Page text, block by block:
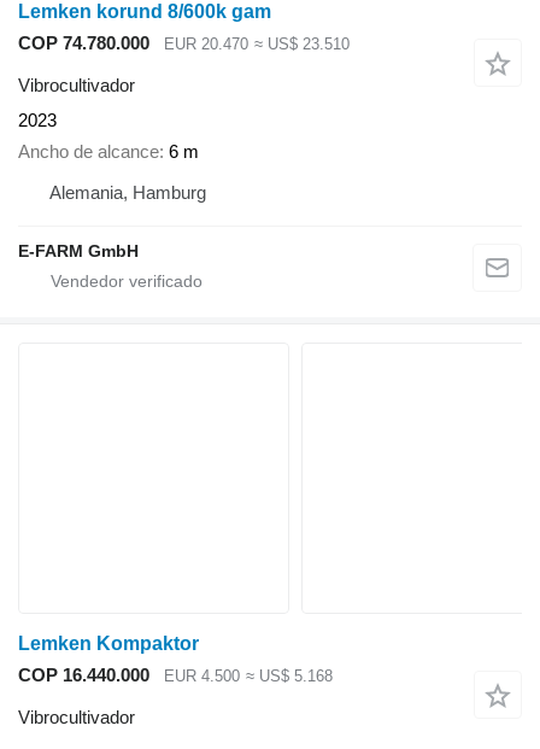
Lemken korund 8/600k gam
COP 74.780.000
EUR 20.470 ≈ US$ 23.510
Vibrocultivador
2023
Ancho de alcance 6 m
Alemania, Hamburg
E-FARM GmbH
Lemken Kompaktor
COP 16.440.000
EUR 4.500 ≈ US$ 5.168
Vibrocultivador